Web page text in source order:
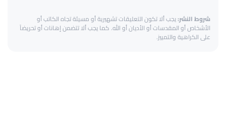
شروط النشر:يجب ألا تكون التعليقات تشهيرية أو مسيئة تجاه الكاتب أو
الأشخاص أو المقدسات أو الأديان أو الله. كما يجب ألا تتضمن إهانات أو تحريضاً
على الكراهية والتمييز.